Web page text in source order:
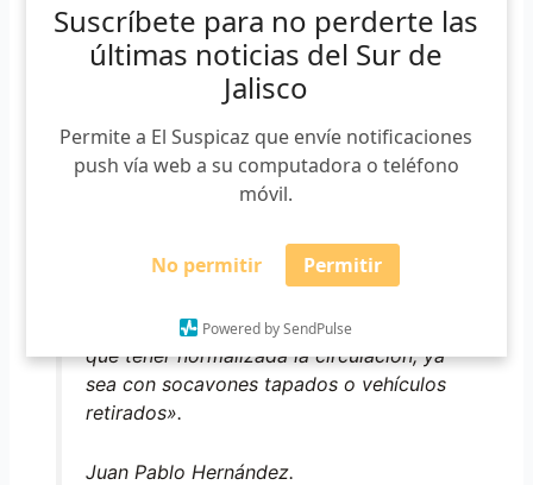
Suscríbete para no perderte las
últimas noticias del Sur de
Jalisco
Permite a El Suspicaz que envíe notificaciones
push vía web a su computadora o teléfono
móvil.
No permitir Permitir
Powered by SendPulse
«La carretera 200, estamos trabajando
en liberarla, hay zanjas que estamos
tapando con personal y con el apoyo de
También Autlán y Mascota, también
tenemos varios puntos carreteros que
están trabajando. En 24 horas tenemos
que tener normalizada la circulación, ya
sea con socavones tapados o vehículos
retirados».
Juan Pablo Hernández.